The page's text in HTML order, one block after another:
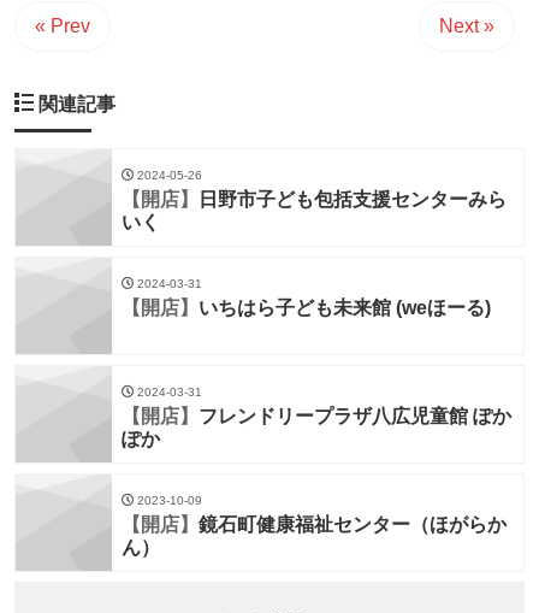
« Prev Next »
関連記事
2024-05-26
【開店】
日野市子ども包括支援センターみら
いく
2024-03-31
【開店】 いちはら子ども未来館 (weほーる)
2024-03-31
【開店】 フレンドリープラザ八広児童館 ぽか
ぽか
2023-10-09
【開店】 鏡石町健康福祉センター（ほがらか
ん）